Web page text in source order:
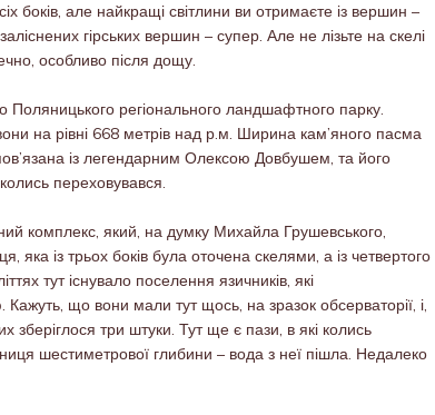
боків, але найкращі світлини ви отримаєте із вершин –
гірських вершин – супер. Але не лізьте на скелі
особливо після дощу.
регіонального ландшафтного парку.
на рівні 668 метрів над р.м. Ширина кам’яного пасма
із легендарним Олексою Довбушем, та його
переховувався.
комплекс, який, на думку Михайла Грушевського,
яка із трьох боків була оточена скелями, а із четвертого
тут існувало поселення язичників, які
що вони мали тут щось, на зразок обсерваторії, і,
три штуки. Тут ще є пази, в які колись
шестиметрової глибини – вода з неї пішла. Недалеко